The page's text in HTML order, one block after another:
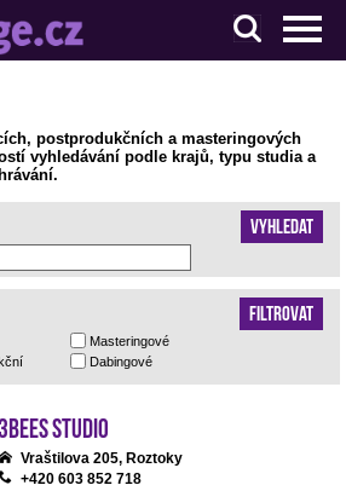
postprodukčních a masteringových
vyhledávání podle krajů, typu studia a
Vyhledat
Filtrovat
Masteringové
Dabingové
studio
Vraštilova 205, Roztoky
+420 603 852 718